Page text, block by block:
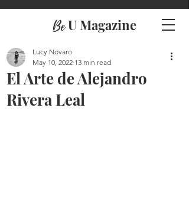
BeU Magazine
El Arte de Alejandro
Rivera Leal
Lucy Novaro
May 10, 2022 13 min read